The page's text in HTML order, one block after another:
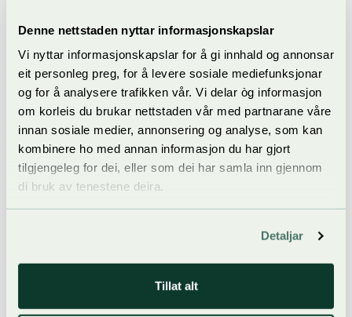
Denne nettstaden nyttar informasjonskapslar
Vi nyttar informasjonskapslar for å gi innhald og annonsar
eit personleg preg, for å levere sosiale mediefunksjonar
og for å analysere trafikken vår. Vi delar òg informasjon
om korleis du brukar nettstaden vår med partnarane våre
innan sosiale medier, annonsering og analyse, som kan
kombinere ho med annan informasjon du har gjort
tilgjengeleg for dei, eller som dei har samla inn gjennom
di bruk av tenestene deira.
Detaljar
Tillat alt
2026
Utstilte arbeid frå konkurranse innan kniv, smiing, tre, sølv,
keramikk, rosemåling og tekstil
Norges Husflidslag og Vest-Telemark museum
Arena: Hall B
Kategori: Handverk & husflid
HALL A:
09:00 – 17:00